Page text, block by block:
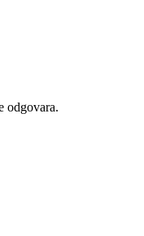
odgovara.